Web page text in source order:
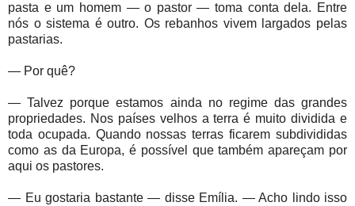
pasta e um homem — o pastor — toma conta dela. Entre
nós o sistema é outro. Os rebanhos vivem largados pelas
pastarias.
— Por quê?
— Talvez porque estamos ainda no regime das grandes
propriedades. Nos países velhos a terra é muito dividida e
toda ocupada. Quando nossas terras ficarem subdivididas
como as da Europa, é possível que também apareçam por
aqui os pastores.
— Eu gostaria bastante — disse Emília. — Acho lindo isso